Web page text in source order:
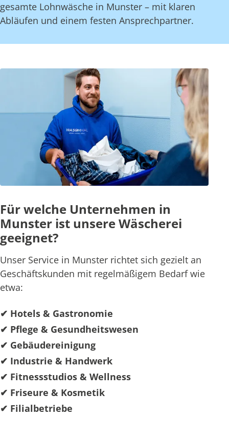
gesamte Lohnwäsche in Munster – mit klaren
Abläufen und einem festen Ansprechpartner.
Für welche Unternehmen in
Munster ist unsere Wäscherei
geeignet?
Unser Service in Munster richtet sich gezielt an
Geschäftskunden mit regelmäßigem Bedarf wie
etwa:
✔ Hotels & Gastronomie
✔ Pflege & Gesundheitswesen
✔ Gebäudereinigung
✔ Industrie & Handwerk
✔ Fitnessstudios & Wellness
✔ Friseure & Kosmetik
✔ Filialbetriebe